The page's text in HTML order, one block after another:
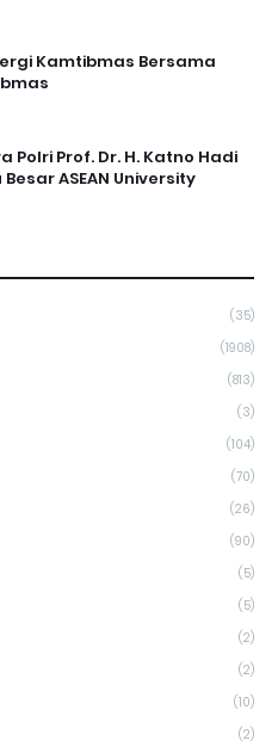
Kamtibmas Bersama
Polri Prof. Dr. H. Katno Hadi
ASEAN University
(35)
(1908)
(813)
(3)
(104)
(70)
(26)
(90)
(5)
(5)
(2)
(2)
(10)
(2)